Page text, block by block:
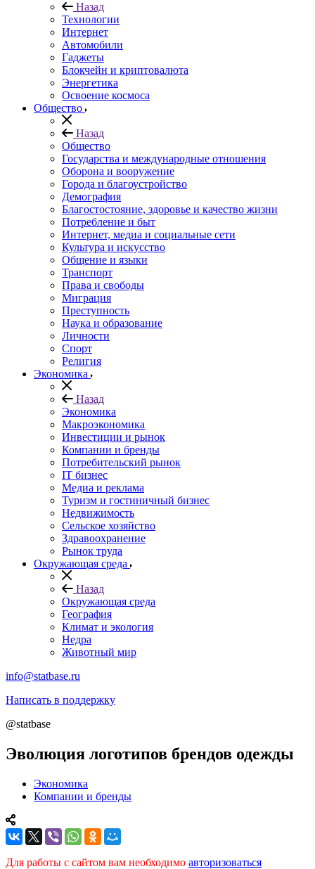
Назад
Технологии
Интернет
Автомобили
Гаджеты
Блокчейн и криптовалюта
Энергетика
Освоение космоса
Общество
Назад
Общество
Государства и международные отношения
Оборона и вооружение
Города и благоустройство
Демография
Благостостояние, здоровье и качество жизни
Потребление и быт
Интернет, медиа и социальные сети
Культура и искусство
Общение и языки
Транспорт
Права и свободы
Миграция
Преступность
Наука и образование
Личности
Спорт
Религия
Экономика
Назад
Экономика
Макроэкономика
Инвестиции и рынок
Компании и бренды
Потребительский рынок
IT бизнес
Медиа и реклама
Туризм и гостиничный бизнес
Недвижимость
Сельское хозяйство
Здравоохранение
Рынок труда
Окружающая среда
Назад
Окружающая среда
География
Климат и экология
Недра
Животный мир
info@statbase.ru
Написать в поддержку
@statbase
Эволюция логотипов брендов одежды
Экономика
Компании и бренды
Для работы с сайтом вам необходимо авторизоваться